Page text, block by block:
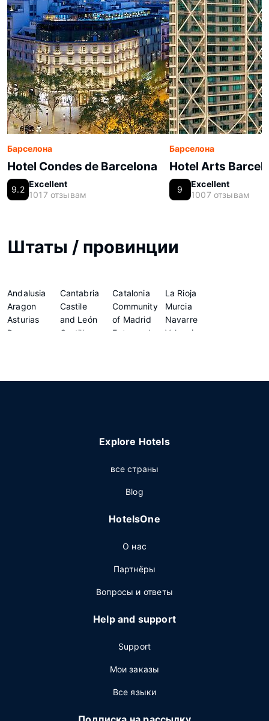
Барселона
Hotel Condes de Barcelona
9.2
Excellent
1017 отзывам
Барселона
Hotel Arts
9
Excellent
1007 отзывам
Штаты / провинции
Andalusia
Aragon
Asturias
Basque
Cantabria
Castile
and León
Castilla -
Catalonia
Community
of Madrid
Extremadura
La Rioja
Murcia
Navarre
Valencian
Explore Hotels
все страны
Blog
HotelsOne
О нас
Партнёры
Вопросы и ответы
Help and support
Support
Мои заказы
Все языки